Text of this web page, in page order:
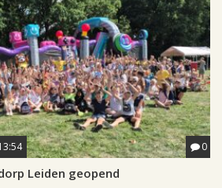
0
Leiden geopend